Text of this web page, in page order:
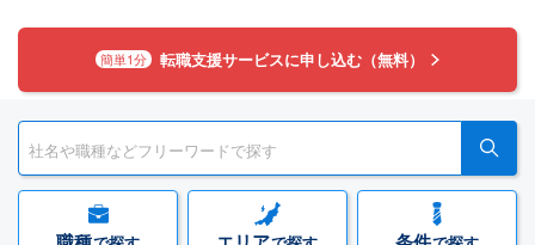
簡単1分 転職支援サービスに申し込む（無料）